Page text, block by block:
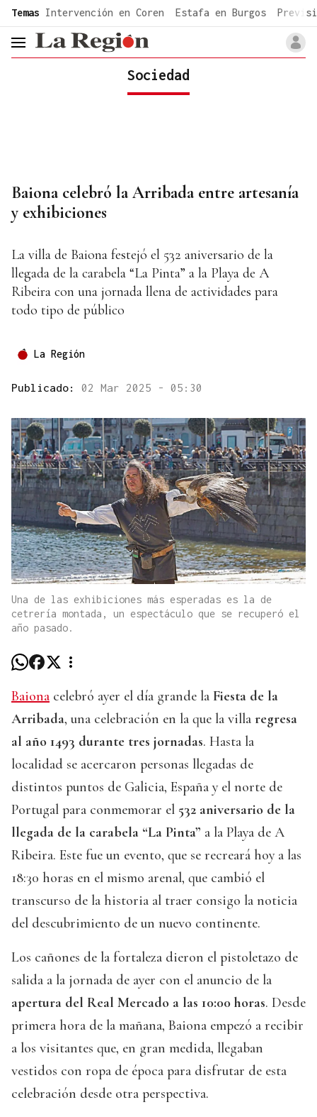
common.go-to-content
Temas Intervención en Coren Estafa en Burgos
header.menu.open
Sociedad
Baiona celebró la Arribada entre artesanía
y exhibiciones
La villa de Baiona festejó el 532 aniversario de la
llegada de la carabela “La Pinta” a la Playa de A
Ribeira con una jornada llena de actividades para
todo tipo de público
La Región
Publicado: 02 Mar 2025 - 05:30
Una de las exhibiciones más esperadas es la de
cetrería montada, un espectáculo que se recuperó el
año pasado.
Baiona celebró ayer el día grande la Fiesta de la
Arribada, una celebración en la que la villa regresa
al año 1493 durante tres jornadas. Hasta la
localidad se acercaron personas llegadas de
distintos puntos de Galicia, España y el norte de
Portugal para conmemorar el 532 aniversario de la
llegada de la carabela “La Pinta” a la Playa de A
Ribeira. Este fue un evento, que se recreará hoy a las
18:30 horas en el mismo arenal, que cambió el
transcurso de la historia al traer consigo la noticia
del descubrimiento de un nuevo continente.
Los cañones de la fortaleza dieron el pistoletazo de
salida a la jornada de ayer con el anuncio de la
apertura del Real Mercado a las 10:00 horas. Desde
primera hora de la mañana, Baiona empezó a recibir
a los visitantes que, en gran medida, llegaban
vestidos con ropa de época para disfrutar de esta
celebración desde otra perspectiva.